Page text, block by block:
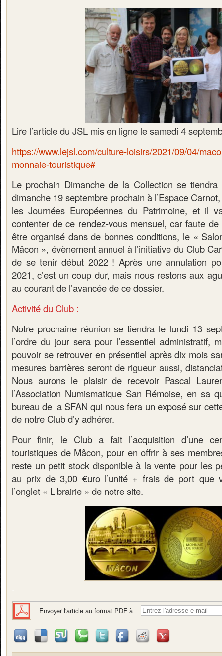
Lire l’article du JSL mis en ligne le samedi 4
https://www.lejsl.com/culture-loisirs/2021/09/04/
monnaie-touristique#
Le prochain Dimanche de la Collection se
dimanche 19 septembre prochain à l’Espace
les Journées Européennes du Patrimoine, et il
contenter de ce rendez-vous mensuel, car faute
être organisé dans de bonnes conditions, le «
Mâcon », évènement annuel à l’initiative du Club
de se tenir début 2022 ! Après une annulation
2021, c’est un coup dur, mais nous restons aux
au courant de l’avancée de ce dossier.
Activité du Club :
Notre prochaine réunion se tiendra le lundi 13
l’ordre du jour sera pour l’essentiel administratif,
pouvoir se retrouver en présentiel après dix mois
mesures barrières seront de rigueur aussi,
Nous aurons le plaisir de recevoir Pascal
l’Association Numismatique San Rémoise, en sa
bureau de la SFAN qui nous fera un exposé sur
de notre Club d’y adhérer.
Pour finir, le Club a fait l’acquisition d’une
touristiques de Mâcon, pour en offrir à ses
reste un petit stock disponible à la vente pour les
au prix de 3,00 €uro l’unité + frais de port que
l’onglet « Librairie » de notre site.
Envoyer l'article au format PDF à